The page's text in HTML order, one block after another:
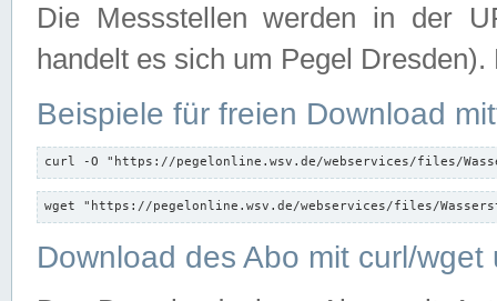
Die Messstellen werden in der
handelt es sich um Pegel
Beispiele für freien Download
curl -O "https://pegelonline.wsv.de/webservices/files/
wget "https://pegelonline.wsv.de/webservices/files/
Download des Abo mit curl/